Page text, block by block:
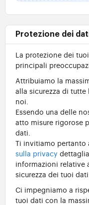
Protezione dei
La protezione dei
principali
Attribuiamo la
alla sicurezza di
noi.
Essendo una delle
atto misure rigorose
dati.
Ti invitiamo pertanto
sulla privacy
informazioni relative
sicurezza dei tuoi
Ci impegniamo a
tuoi dati con la